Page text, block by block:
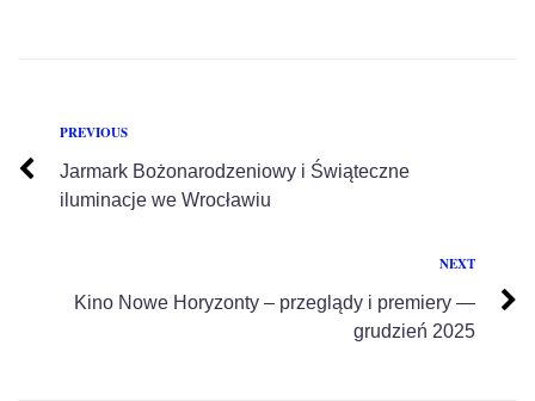
PREVIOUS
Jarmark Bożonarodzeniowy i Świąteczne
iluminacje we Wrocławiu
NEXT
Kino Nowe Horyzonty – przeglądy i premiery —
grudzień 2025